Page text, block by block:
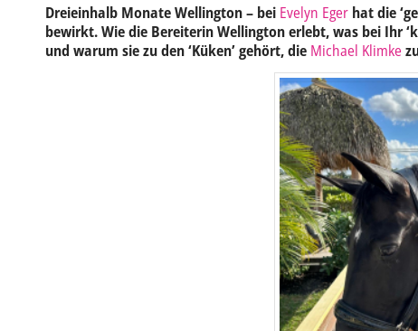
Dreieinhalb Monate Wellington – bei Evelyn Eger hat die
bewirkt. Wie die Bereiterin Wellington erlebt, was bei Ihr
und warum sie zu den ‘Küken’ gehört, die Michael Klimke